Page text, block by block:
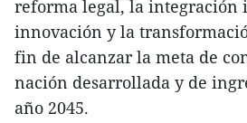
reforma legal, la integración
innovación y la
fin de alcanzar la meta de
nación desarrollada y de
año 2045.